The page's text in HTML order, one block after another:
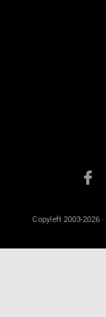
Copyleft 2003-2026 ·